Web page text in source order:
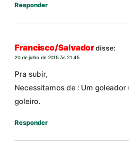
Responder
Francisco/Salvadordisse:
20 de julho de 2015 às 21:45
Pra subir,
Necessitamos de : Um goleador
goleiro.
Responder